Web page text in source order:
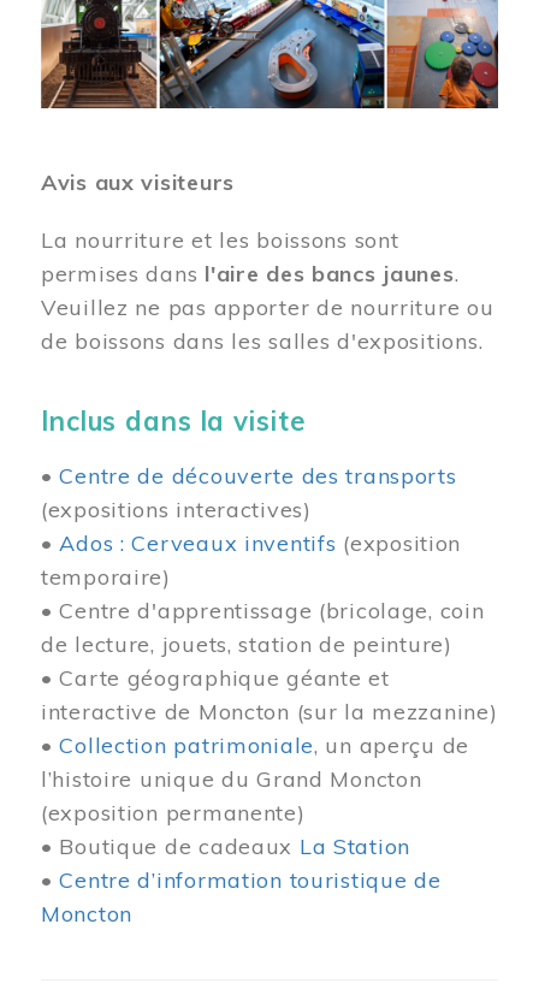
Avis aux visiteurs
La nourriture et les boissons sont
permises dans l'aire des bancs jaunes.
Veuillez ne pas apporter de nourriture ou
de boissons dans les salles d'expositions.
Inclus dans la visite
•Centre de découverte des transports
(expositions interactives)
•Ados : Cerveaux inventifs (exposition
temporaire)
• Centre d'apprentissage (bricolage, coin
de lecture, jouets, station de peinture)
• Carte géographique géante et
interactive de Moncton (sur la mezzanine)
•Collection patrimoniale, un aperçu de
l’histoire unique du Grand Moncton
(exposition permanente)
• Boutique de cadeaux La Station
•Centre d’information touristique de
Moncton